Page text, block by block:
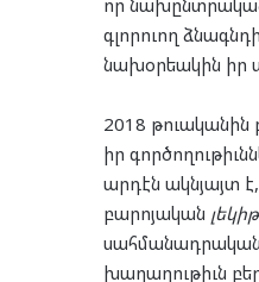
գլորուող
նախօրեակին իր
2018
իր
արդէն ակնյայտ
բարոյական լեկիթ
սահմանադրական
խաղաղութիւն